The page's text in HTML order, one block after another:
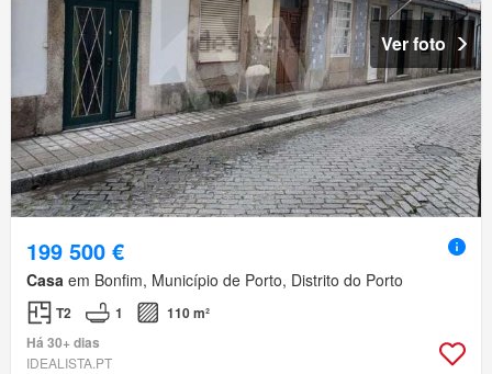
Ver foto
199 500 €
Casa em Bonfim, Município de Porto, Distrito do Porto
T2 1
110 m²
Há 30+ dias
IDEALISTA.PT